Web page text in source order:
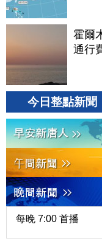
霍爾
通行
今日整點新聞
每晚 7:00 首播